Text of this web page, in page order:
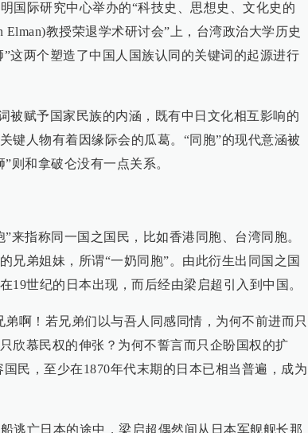
国际研究中心举办的“科技史、思想史、文化史的
教授荣退学术研讨会”上，台湾政治大学历史
这两个塑造了中国人国族认同的关键词的起源进行
被赋予国家民族的内涵，既有中日文化相互影响的
键人物有着因缘际会的瓜葛。“同胞”的现代意涵被
则和拿破仑没有一点关系。
来指称同一国之国民，比如香港同胞、台湾同胞。
兄弟姐妹，所谓“一奶同胞”。由此衍生出同国之国
19世纪的日本出现，而后经由梁启超引入到中国。
啊！若兄弟们以与吾人同感同情，为何不前进而只
欣慕民权的伸张？为何不誓言而只企盼国权的扩
民，至少在1870年代末期的日本已相当普遍，成为
逃亡日本的途中，梁启超偶然间从日本军舰舰长那